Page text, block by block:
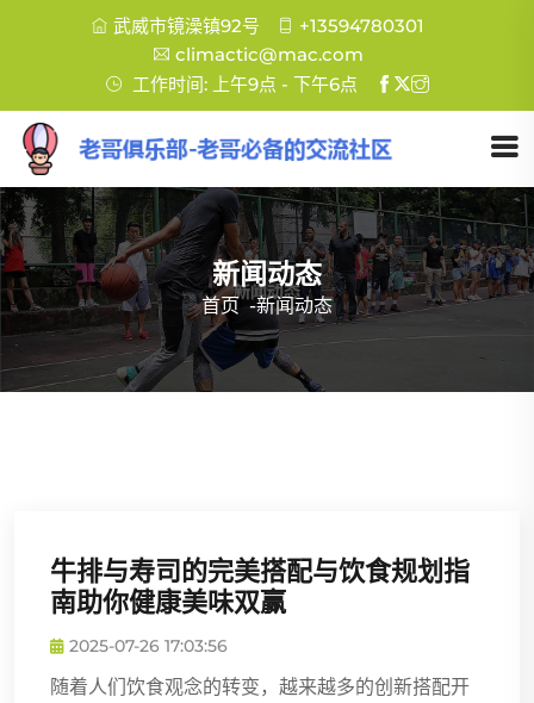
武威市镜澡镇92号
+13594780301
climactic@mac.com
工作时间: 上午9点 - 下午6点
新闻动态
首页 -新闻动态
牛排与寿司的完美搭配与饮食规划指
南助你健康美味双赢
2025-07-26 17:03:56
随着人们饮食观念的转变，越来越多的创新搭配开